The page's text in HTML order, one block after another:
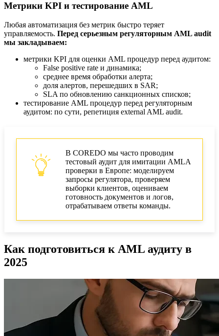
Метрики KPI и тестирование AML
Любая автоматизация без метрик быстро теряет
управляемость. Перед серьезным регуляторным AML audit
мы закладываем:
метрики KPI для оценки AML процедур перед аудитом:
False positive rate и динамика;
среднее время обработки алерта;
доля алертов, перешедших в SAR;
SLA по обновлению санкционных списков;
тестирование AML процедур перед регуляторным
аудитом: по сути, репетиция external AML audit.
В COREDO мы часто проводим
тестовый аудит для имитации AMLA
проверки в Европе: моделируем
запросы регулятора, проверяем
выборки клиентов, оцениваем
готовность документов и логов,
отрабатываем ответы команды.
Как подготовиться к AML аудиту в
2025